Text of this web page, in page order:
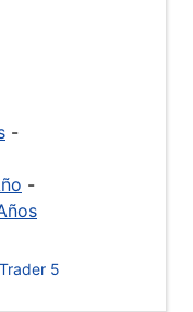
-
-
5